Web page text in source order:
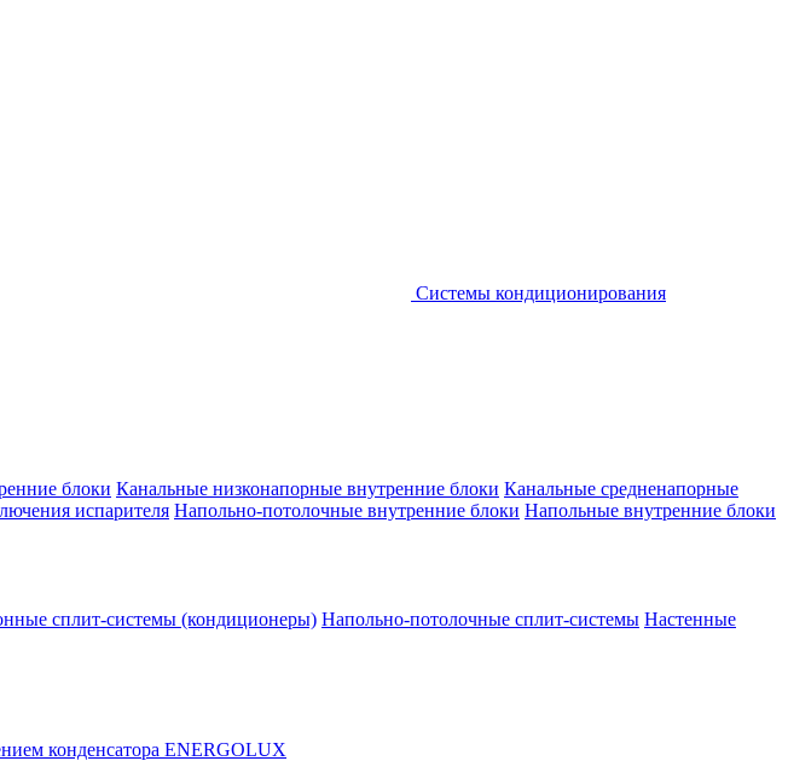
Системы кондиционирования
блоки Канальные низконапорные внутренние блоки Канальные средненапорные
испарителя Напольно-потолочные внутренние блоки Напольные внутренние блоки
сплит-системы (кондиционеры) Напольно-потолочные сплит-системы Настенные
конденсатора ENERGOLUX